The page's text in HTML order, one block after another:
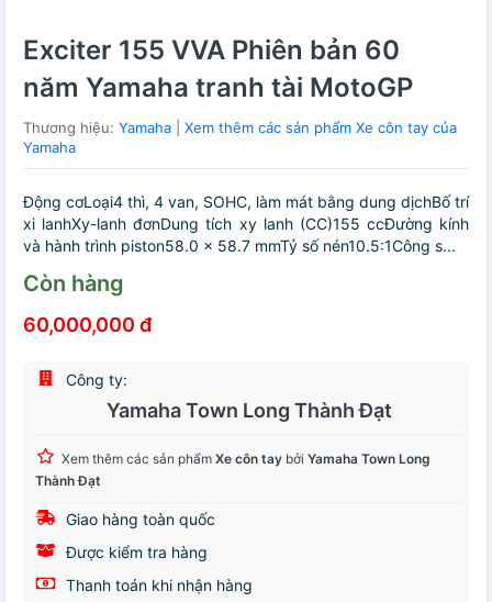
Exciter 155 VVA Phiên bản 60
năm Yamaha tranh tài MotoGP
Thương hiệu: Yamaha
Xem thêm các sản phẩm Xe côn tay của
Yamaha
Động cơLoại4 thì, 4 van, SOHC, làm mát bằng dung dịchBố trí
xi lanhXy-lanh đơnDung tích xy lanh (CC)155 ccĐường kính
và hành trình piston58.0 × 58.7 mmTỷ số nén10.5:1Công s...
Còn hàng
60,000,000 đ
Công ty:
Yamaha Town Long Thành Đạt
Xem thêm các sản phẩm Xe côn tay bởi Yamaha Town Long
Thành Đạt
Giao hàng toàn quốc
Được kiểm tra hàng
Thanh toán khi nhận hàng